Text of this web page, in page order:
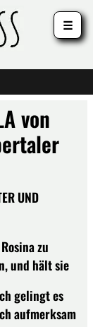
von
UND
zu
und hält sie
gelingt es
aufmerksam
☰